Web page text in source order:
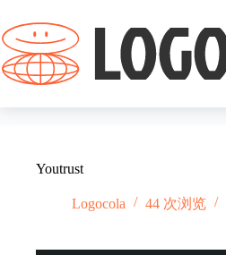
过
内
容
Youtrust
Logocola 44 次浏览